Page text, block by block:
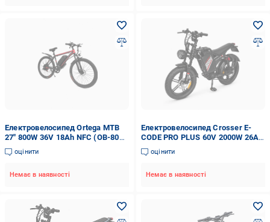
Електровелосипед Ortega MTB
27" 800W 36V 18Ah NFC (ОВ-800-
36-18)
оцінити
Немає в наявності
Електровелосипед Crosser E-
CODE PRO PLUS 60V 2000W 26Ah
Lithium гідравлічні гальма 7
швидкостей 2026
оцінити
Немає в наявності